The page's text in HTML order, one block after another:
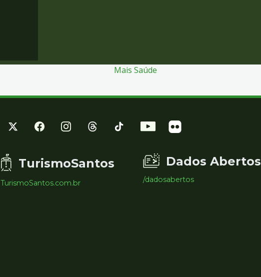
Mais Saúde
TurismoSantos
TurismoSantos.com.br
Dados Abertos
/dadosabertos